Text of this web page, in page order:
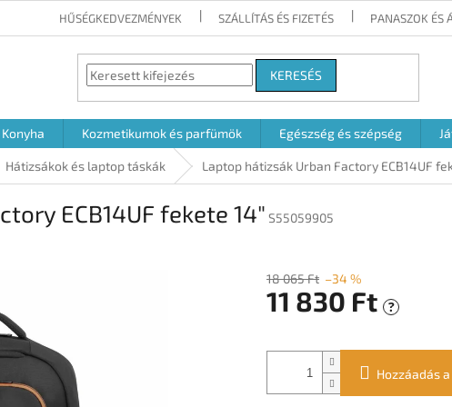
HŰSÉGKEDVEZMÉNYEK SZÁLLÍTÁS ÉS FIZETÉS PANASZOK ÉS
KERESÉS
Konyha Kozmetikumok és parfümök Egészség és szépség
Hátizsákok és laptop táskák Laptop hátizsák Urban Factory ECB14UF
ECB14UF fekete 14" S55059905
18 065 Ft –34 %
11 830 Ft ?
Hozzáadás